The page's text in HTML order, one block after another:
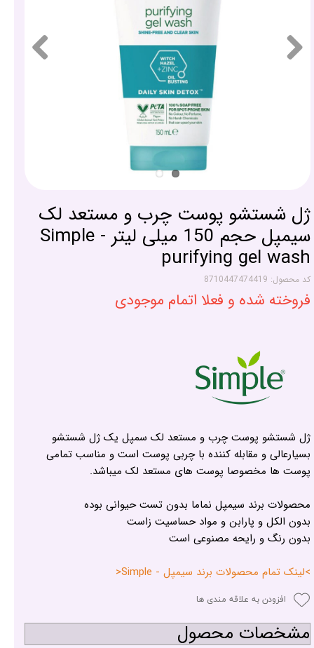
ژل شستشو پوست چرب و مستعد لک
سیمپل حجم 150 میلی لیتر - Simple
purifying gel wash
کد محصول: 8710447474419
فروخته شده و فعلا اتمام موجودی
ژل شستشو پوست چرب و مستعد لک سمپل یک ژل شستشو
بسیارعالی و مقابله کننده با چربی پوست است و مناسب تمامی
پوست ها مخصوصا پوست های مستعد لک میباشد.
محصولات برند سیمپل نماما بدون تست حیوانی بوده
بدون الکل و پارابن و مواد حساسیت زاست
بدون رنگ و رایحه مصنوعی است
>لینک تمام محصولات برند سیمپل - Simple<
افزودن به علاقه مندی ها
مشخصات محصول